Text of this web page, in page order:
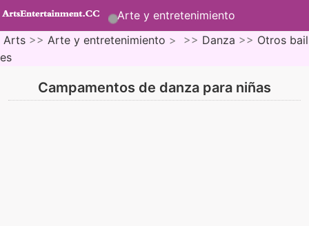
Arte y entretenimiento
Arts >> Arte y entretenimiento > >> Danza >> Otros bail
es
Campamentos de danza para niñas